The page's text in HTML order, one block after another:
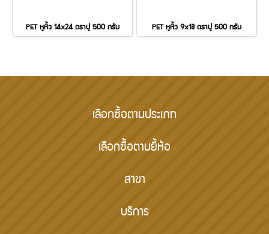
PET หูหิ้ว 14x24 ตราปู 500 กรัม PET หูหิ้ว 9x18 ตราปู 500 กรัม
เลือกซื้อตามประเภท
เลือกซื้อตามยี้ห้อ
สาขา
บริการ